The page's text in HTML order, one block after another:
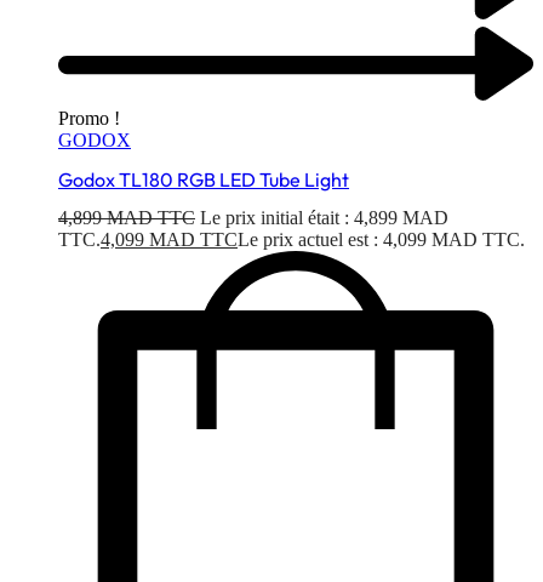
Promo !
GODOX
Godox TL180 RGB LED Tube Light
4,899MAD TTC Le prix initial était : 4,899 MAD
TTC.4,099 MAD TTCLe prix actuel est : 4,099 MAD TTC.